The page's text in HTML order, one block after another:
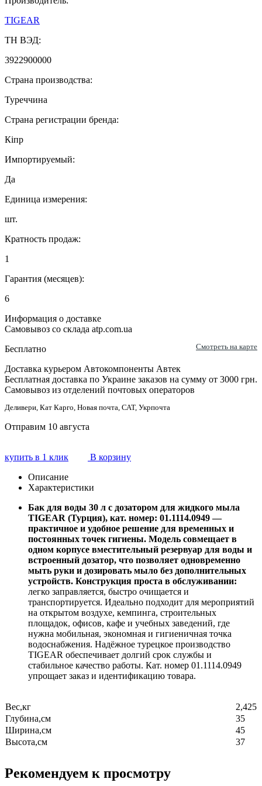
TIGEAR
ТН ВЭД:
3922900000
Страна производства:
Туреччина
Страна регистрации бренда:
Кіпр
Импортируемый:
Да
Единица измерения:
шт.
Кратность продаж:
1
Гарантия (месяцев):
6
Информация о доставке
Самовывоз со склада atp.com.ua
Бесплатно
Смотреть на карте
Доставка курьером Автокомпоненты Автек
Бесплатная доставка по Украине заказов на сумму от 3000 грн.
Самовывоз из отделений почтовых операторов
Деливери, Кат Карго, Новая почта, САТ, Укрпочта
Отправим 10 августа
купить в 1 клик
В корзину
Описание
Характеристики
Бак для воды 30 л с дозатором для жидкого мыла
TIGEAR (Турция), кат. номер: 01.1114.0949 —
практичное и удобное решение для временных и
постоянных точек гигиены. Модель совмещает в
одном корпусе вместительный резервуар для воды и
встроенный дозатор, что позволяет одновременно
мыть руки и дозировать мыло без дополнительных
устройств. Конструкция проста в обслуживании:
легко заправляется, быстро очищается и
транспортируется. Идеально подходит для мероприятий
на открытом воздухе, кемпинга, строительных
площадок, офисов, кафе и учебных заведений, где
нужна мобильная, экономная и гигиеничная точка
водоснабжения. Надёжное турецкое производство
TIGEAR обеспечивает долгий срок службы и
стабильное качество работы. Кат. номер 01.1114.0949
упрощает заказ и идентификацию товара.
Вес,кг
2,425
Глубина,см
35
Ширина,см
45
Высота,см
37
Рекомендуем к просмотру